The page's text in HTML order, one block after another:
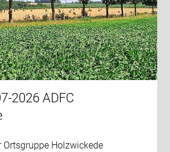
2026 ADFC
Ortsgruppe Holzwickede